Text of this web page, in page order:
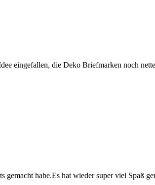
eingefallen, die Deko Briefmarken noch
habe.Es hat wieder super viel Spaß